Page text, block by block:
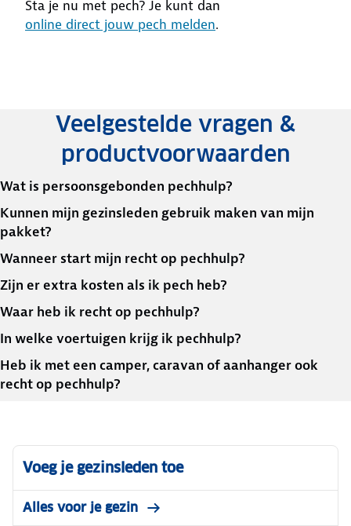
Sta je nu met pech? Je kunt dan
online direct jouw pech melden.
Veelgestelde vragen &
productvoorwaarden
Wat is persoonsgebonden pechhulp?
Kunnen mijn gezinsleden gebruik maken van mijn
pakket?
Wanneer start mijn recht op pechhulp?
Zijn er extra kosten als ik pech heb?
Waar heb ik recht op pechhulp?
In welke voertuigen krijg ik pechhulp?
Heb ik met een camper, caravan of aanhanger ook
recht op pechhulp?
Voeg je gezinsleden toe
Alles voor je gezin